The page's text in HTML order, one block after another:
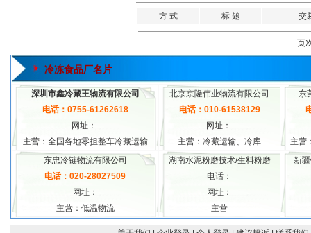
方 式 标 题 交
页
冷冻食品厂名片
深圳市鑫冷藏王物流有限公司
电话：0755-61262618
网址：
主营：全国各地零担整车冷藏运输
北京京隆伟业物流有限公司
电话：010-61538129
网址：
主营：冷藏运输、冷库
东
主营
东忠冷链物流有限公司
电话：020-28027509
网址：
主营：低温物流
湖南水泥粉磨技术/生料粉磨
电话：
网址：
主营
新